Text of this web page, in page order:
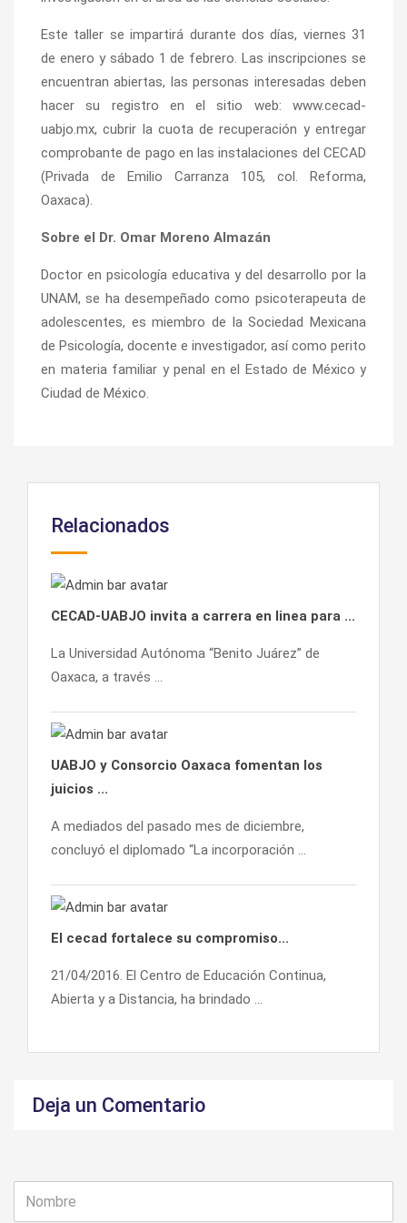
Este taller se impartirá durante dos días, viernes 31
de enero y sábado 1 de febrero. Las inscripciones se
encuentran abiertas, las personas interesadas deben
hacer su registro en el sitio web: www.cecad-
uabjo.mx, cubrir la cuota de recuperación y entregar
comprobante de pago en las instalaciones del CECAD
(Privada de Emilio Carranza 105, col. Reforma,
Oaxaca).
Sobre el Dr. Omar Moreno Almazán
Doctor en psicología educativa y del desarrollo por la
UNAM, se ha desempeñado como psicoterapeuta de
adolescentes, es miembro de la Sociedad Mexicana
de Psicología, docente e investigador, así como perito
en materia familiar y penal en el Estado de México y
Ciudad de México.
Relacionados
CECAD-UABJO invita a carrera en linea para ...
La Universidad Autónoma “Benito Juárez” de
Oaxaca, a través ...
UABJO y Consorcio Oaxaca fomentan los
juicios ...
A mediados del pasado mes de diciembre,
concluyó el diplomado “La incorporación ...
El cecad fortalece su compromiso...
21/04/2016. El Centro de Educación Continua,
Abierta y a Distancia, ha brindado ...
Deja un Comentario